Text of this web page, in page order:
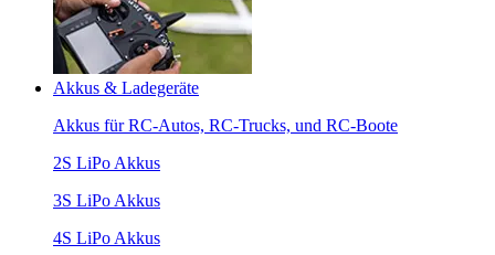
Akkus & Ladegeräte
Akkus für RC-Autos, RC-Trucks, und RC-Boote
2S LiPo Akkus
3S LiPo Akkus
4S LiPo Akkus